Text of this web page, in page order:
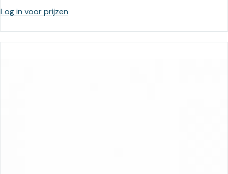
Log in voor prijzen